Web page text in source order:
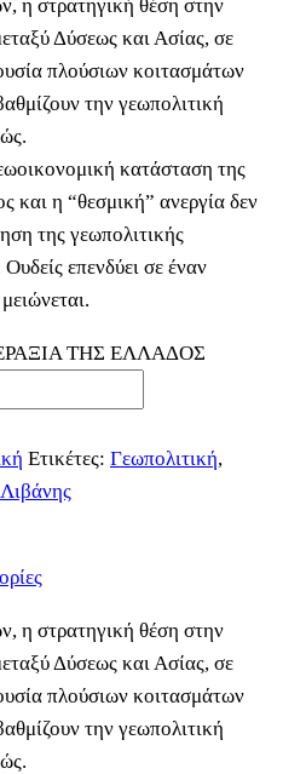
η στρατηγική θέση στην
Δύσεως και Ασίας, σε
πλούσιων κοιτασμάτων
την γεωπολιτική
κατάσταση της
και η “θεσμική” ανεργία δεν
της γεωπολιτικής
επενδύει σε έναν
ΤΗΣ ΕΛΛΑΔΟΣ
Ετικέτες: Γεωπολιτική,
Λιβάνης
η στρατηγική θέση στην
Δύσεως και Ασίας, σε
πλούσιων κοιτασμάτων
την γεωπολιτική